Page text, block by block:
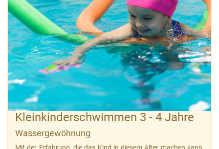
Kleinkinderschwimmen 3 - 4 Jahre
Wassergewöhnung
Mit der Erfahrung, die das Kind in diesem Alter machen kann,